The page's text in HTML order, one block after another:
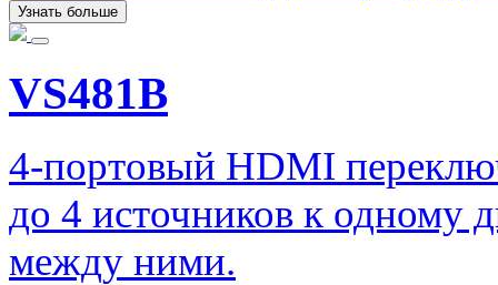
Узнать больше
VS481B
4-портовый HDMI
до 4 источников к одному
между ними.